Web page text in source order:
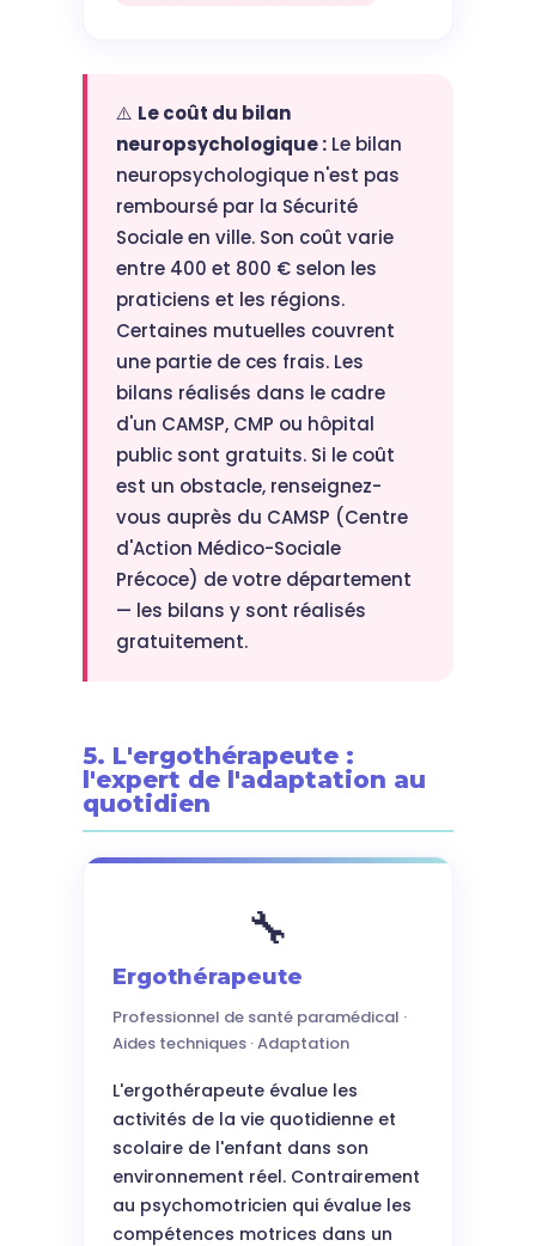
⚠️ Le coût du bilan
neuropsychologique :Le bilan
neuropsychologique n'est pas
remboursé par la Sécurité
Sociale en ville. Son coût varie
entre 400 et 800 € selon les
praticiens et les régions.
Certaines mutuelles couvrent
une partie de ces frais. Les
bilans réalisés dans le cadre
d'un CAMSP, CMP ou hôpital
public sont gratuits. Si le coût
est un obstacle, renseignez-
vous auprès du CAMSP (Centre
d'Action Médico-Sociale
Précoce) de votre département
— les bilans y sont réalisés
gratuitement.
5. L'ergothérapeute :
l'expert de l'adaptation au
quotidien
🔧
Ergothérapeute
Professionnel de santé paramédical ·
Aides techniques · Adaptation
L'ergothérapeute évalue les
activités de la vie quotidienne et
scolaire de l'enfant dans son
environnement réel. Contrairement
au psychomotricien qui évalue les
compétences motrices dans un